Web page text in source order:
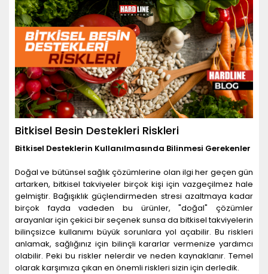
Bitkisel Besin Destekleri Riskleri
Bitkisel Desteklerin Kullanılmasında Bilinmesi Gerekenler
Doğal ve bütünsel sağlık çözümlerine olan ilgi her geçen gün
artarken, bitkisel takviyeler birçok kişi için vazgeçilmez hale
gelmiştir. Bağışıklık güçlendirmeden stresi azaltmaya kadar
birçok fayda vadeden bu ürünler, "doğal" çözümler
arayanlar için çekici bir seçenek sunsa da bitkisel takviyelerin
bilinçsizce kullanımı büyük sorunlara yol açabilir. Bu riskleri
anlamak, sağlığınız için bilinçli kararlar vermenize yardımcı
olabilir. Peki bu riskler nelerdir ve neden kaynaklanır. Temel
olarak karşımıza çıkan en önemli riskleri sizin için derledik.